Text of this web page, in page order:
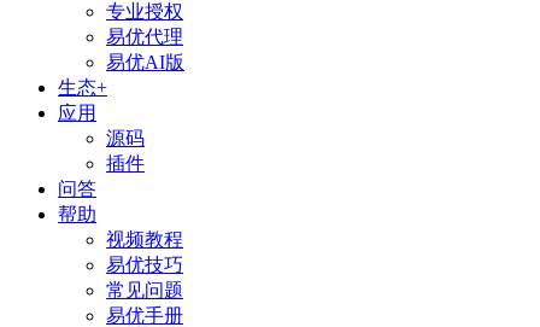
专业授权
易优代理
易优AI版
生态+
应用
源码
插件
问答
帮助
视频教程
易优技巧
常见问题
易优手册